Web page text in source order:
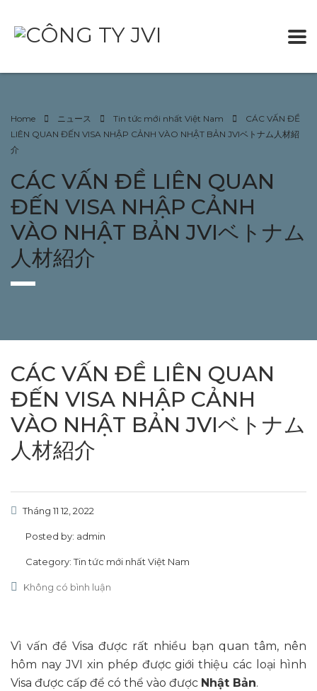
Home ニュース Tin tức mới nhất Việt Nam
CÁC VẤN ĐỀ
LIÊN QUAN ĐẾN VISA NHẬP CẢNH VÀO NHẬT BẢN JVIベトナム人材紹
介
CÁC VẤN ĐỀ LIÊN QUAN
ĐẾN VISA NHẬP CẢNH
VÀO NHẬT BẢN JVIベトナム
人材紹介
CÁC VẤN ĐỀ LIÊN QUAN
ĐẾN VISA NHẬP CẢNH
VÀO NHẬT BẢN JVIベトナム
人材紹介
Tháng 11 12, 2022
Posted by: admin
Category:Tin tức mới nhất Việt Nam
Không có bình luận
Vì vấn đề Visa được rất nhiều bạn quan tâm, nên
hôm nay JVI xin phép được giới thiệu các loại hình
Visa được cấp để có thể vào được Nhật Bản.